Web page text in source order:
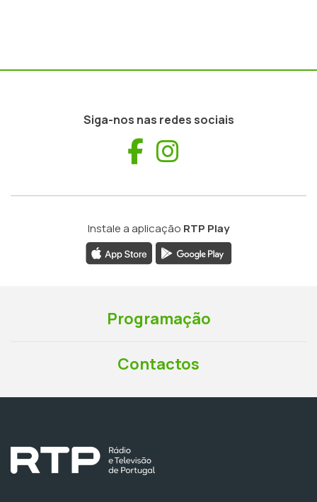
Siga-nos nas redes sociais
Facebook
Instale a aplicação RTP Play
Programação
Contactos